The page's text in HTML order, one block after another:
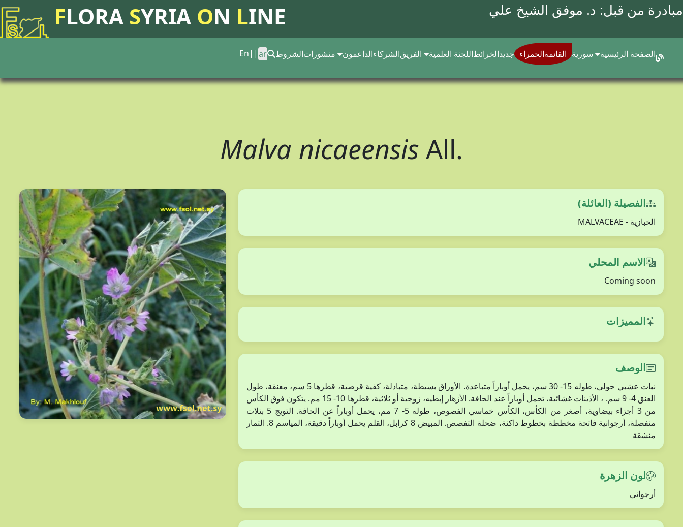
FLORA SYRIA ON LINE مبادرة من قبل: د. موفق الشيخ علي
الصفحة الرئيسية القائمةالحمراء جديدالخرائطاللجنة العلمية الشركاءالداعمون الشروط En|| ar
Malva nicaeensisAll.
الفصيلة (العائلة)
الخبازية - MALVACEAE
الاسم المحلي
Coming soon
المميزات
الوصف
نبات عشبي حولي، طوله 15- 30 سم، يحمل أوباراً متباعدة. الأوراق بسيطة، متبادلة، كفية قرصية، قطرها 5 سم، معنقة، طول
العنق 4- 9 سم. ، الأذينات غشائية، تحمل أوباراً عند الحافة. الأزهار إبطيه، زوجية أو ثلاثية، قطرها 10- 15 مم. يتكون فوق الكأس
من 3 أجزاء بيضاوية، أصغر من الكأس، الكأس خماسي الفصوص، طوله 5- 7 مم، يحمل أوباراً عن الحافة. التويج 5 بتلات
منفصلة، أرجوانية فاتحة مخططة بخطوط داكنة، ضحلة التفصص. المبيض 8 كرابل، القلم يحمل أوباراً دقيقة، المياسم 8. الثمار
منشقة
لون الزهرة
أرجواني